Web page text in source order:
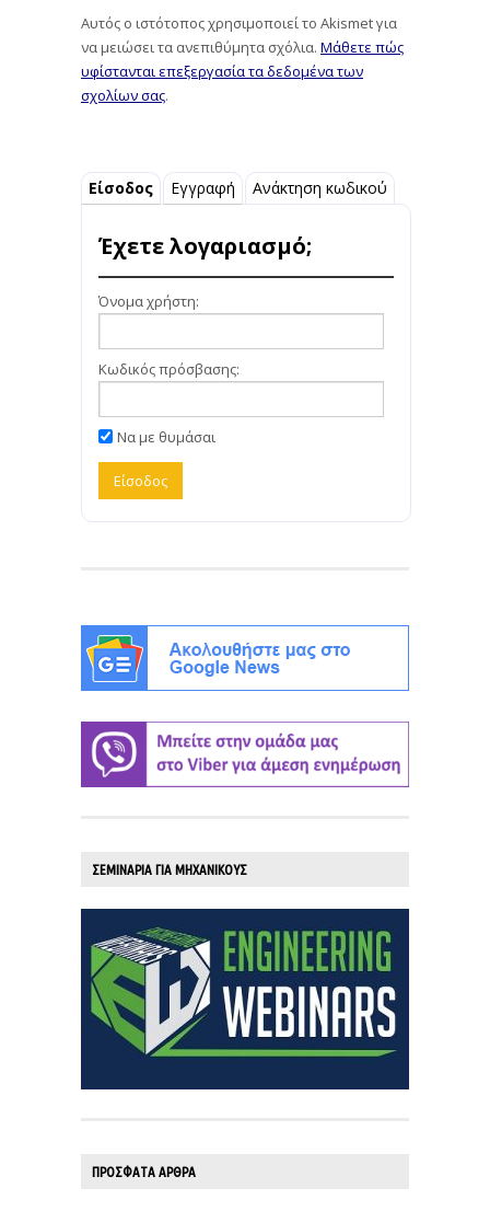
Αυτός ο ιστότοπος χρησιμοποιεί το Akismet για
να μειώσει τα ανεπιθύμητα σχόλια. Μάθετε πώς
υφίστανται επεξεργασία τα δεδομένα των
σχολίων σας.
Είσοδος Εγγραφή Ανάκτηση κωδικού
Έχετε λογαριασμό;
Όνομα χρήστη:
Κωδικός πρόσβασης:
Να με θυμάσαι
ΣΕΜΙΝΑΡΙΑ ΓΙΑ ΜΗΧΑΝΙΚΟΥΣ
ΠΡΟΣΦΑΤΑ ΑΡΘΡΑ